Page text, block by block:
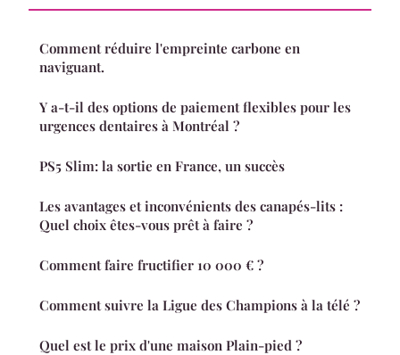
Comment réduire l'empreinte carbone en
naviguant.
Y a-t-il des options de paiement flexibles pour les
urgences dentaires à Montréal ?
PS5 Slim: la sortie en France, un succès
Les avantages et inconvénients des canapés-lits :
Quel choix êtes-vous prêt à faire ?
Comment faire fructifier 10 000 € ?
Comment suivre la Ligue des Champions à la télé ?
Quel est le prix d'une maison Plain-pied ?